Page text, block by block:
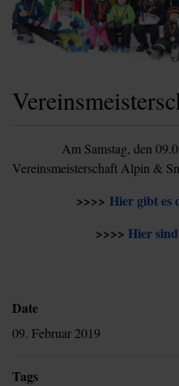
Am Samstag, den
Vereinsmeisterschaft Alpin &
>>>> Hier gibt es
>>>> Hier
Date
09. Februar 2019
Tags